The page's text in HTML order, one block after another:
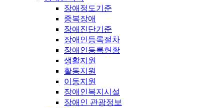
장애정도기준
중복장애
장애진단기준
장애인등록절차
장애인등록현황
생활지원
활동지원
이동지원
장애인복지시설
장애인 관광정보